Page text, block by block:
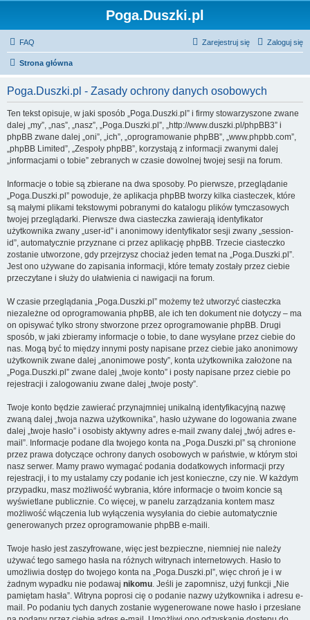
Poga.Duszki.pl
FAQ Zaloguj się
Zarejestruj się
Strona główna
Poga.Duszki.pl - Zasady ochrony danych osobowych
Ten tekst opisuje, w jaki sposób „Poga.Duszki.pl” i firmy stowarzyszone zwane
dalej „my”, „nas”, „nasz”, „Poga.Duszki.pl”, „http://www.duszki.pl/phpBB3” i
phpBB zwane dalej „oni”, „ich”, „oprogramowanie phpBB”, „www.phpbb.com”,
„phpBB Limited”, „Zespoły phpBB”, korzystają z informacji zwanymi dalej
„informacjami o tobie” zebranych w czasie dowolnej twojej sesji na forum.
Informacje o tobie są zbierane na dwa sposoby. Po pierwsze, przeglądanie
„Poga.Duszki.pl” powoduje, że aplikacja phpBB tworzy kilka ciasteczek, które
są małymi plikami tekstowymi pobranymi do katalogu plików tymczasowych
twojej przeglądarki. Pierwsze dwa ciasteczka zawierają identyfikator
użytkownika zwany „user-id” i anonimowy identyfikator sesji zwany „session-
id”, automatycznie przyznane ci przez aplikację phpBB. Trzecie ciasteczko
zostanie utworzone, gdy przejrzysz chociaż jeden temat na „Poga.Duszki.pl”.
Jest ono używane do zapisania informacji, które tematy zostały przez ciebie
przeczytane i służy do ułatwienia ci nawigacji na forum.
W czasie przeglądania „Poga.Duszki.pl” możemy też utworzyć ciasteczka
niezależne od oprogramowania phpBB, ale ich ten dokument nie dotyczy – ma
on opisywać tylko strony stworzone przez oprogramowanie phpBB. Drugi
sposób, w jaki zbieramy informacje o tobie, to dane wysyłane przez ciebie do
nas. Mogą być to między innymi posty napisane przez ciebie jako anonimowy
użytkownik zwane dalej „anonimowe posty”, konta użytkownika założone na
„Poga.Duszki.pl” zwane dalej „twoje konto” i posty napisane przez ciebie po
rejestracji i zalogowaniu zwane dalej „twoje posty”.
Twoje konto będzie zawierać przynajmniej unikalną identyfikacyjną nazwę
zwaną dalej „twoja nazwa użytkownika”, hasło używane do logowania zwane
dalej „twoje hasło” i osobisty aktywny adres e-mail zwany dalej „twój adres e-
mail”. Informacje podane dla twojego konta na „Poga.Duszki.pl” są chronione
przez prawa dotyczące ochrony danych osobowych w państwie, w którym stoi
nasz serwer. Mamy prawo wymagać podania dodatkowych informacji przy
rejestracji, i to my ustalamy czy podanie ich jest konieczne, czy nie. W każdym
przypadku, masz możliwość wybrania, które informacje o twoim koncie są
wyświetlane publicznie. Co więcej, w panelu zarządzania kontem masz
możliwość włączenia lub wyłączenia wysyłania do ciebie automatycznie
generowanych przez oprogramowanie phpBB e-maili.
Twoje hasło jest zaszyfrowane, więc jest bezpieczne, niemniej nie należy
używać tego samego hasła na różnych witrynach internetowych. Hasło to
umożliwia dostęp do twojego konta na „Poga.Duszki.pl”, więc chroń je i w
żadnym wypadku nie podawaj nikomu. Jeśli je zapomnisz, użyj funkcji „Nie
pamiętam hasła”. Witryna poprosi cię o podanie nazwy użytkownika i adresu e-
mail. Po podaniu tych danych zostanie wygenerowane nowe hasło i przesłane